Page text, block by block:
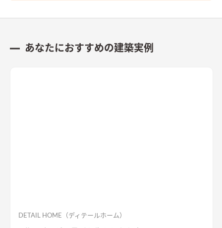
あなたにおすすめの建築実例
DETAIL HOME（ディテールホーム）